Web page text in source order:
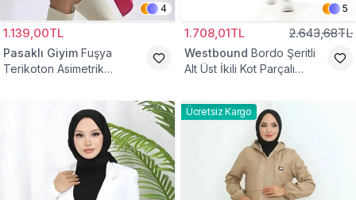
4
1.139,00TL
Pasaklı Giyim Fuşya
Terikoton Asimetrik
5
1.708,01TL 2.643,68TL
Westbound Bordo Şeritli
Alt Üst İkili Kot Parçalı
Ücretsiz Kargo